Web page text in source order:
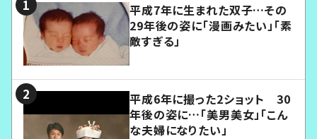
平成7年に生まれた双子…その
29年後の姿に「漫画みたい」「素
敵すぎる」
平成6年に撮った2ショット 30
年後の姿に…「美男美女」「こん
な夫婦になりたい」